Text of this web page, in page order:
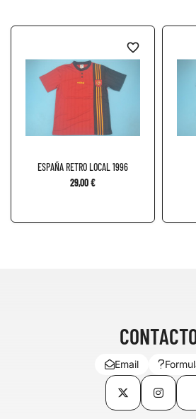
ESPAÑA RETRO LOCAL 1996
29,00 €
favorite_border
Email
Twitter